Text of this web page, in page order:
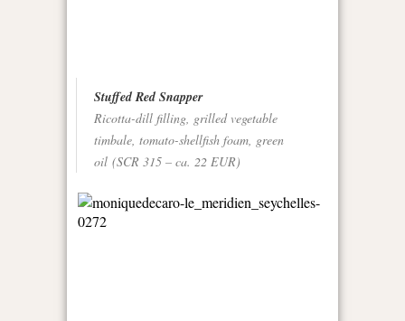
Stuffed Red Snapper
Ricotta-dill filling, grilled vegetable
timbale, tomato-shellfish foam, green
oil (SCR 315 – ca. 22 EUR)